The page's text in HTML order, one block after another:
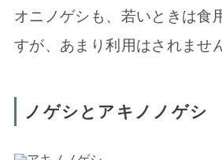
オニノゲシも、若いときは食
すが、あまり利用はされませ
ノゲシとアキノノゲシ